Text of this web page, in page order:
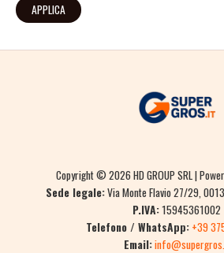
APPLICA
Copyright © 2026 HD GROUP SRL |
Sede legale:Via Monte Flavio 27/29,
P.IVA:15945361002
Telefono / WhatsApp: +39
Email: